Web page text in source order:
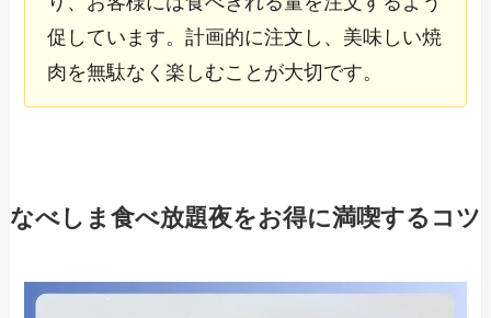
促しています。計画的に注文し、美味しい焼
肉を無駄なく楽しむことが大切です。
なべしま食べ放題夜をお得に満喫するコツ